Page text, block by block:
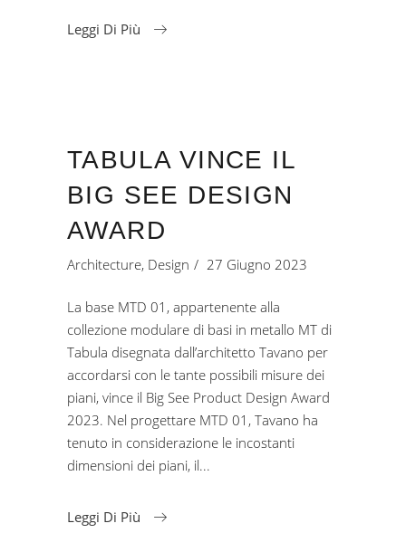
Leggi Di Più
TABULA VINCE IL
BIG SEE DESIGN
AWARD
Architecture, Design 27 Giugno 2023
La base MTD 01, appartenente alla
collezione modulare di basi in metallo MT di
Tabula disegnata dall’architetto Tavano per
accordarsi con le tante possibili misure dei
piani, vince il Big See Product Design Award
2023. Nel progettare MTD 01, Tavano ha
tenuto in considerazione le incostanti
dimensioni dei piani, il
Leggi Di Più